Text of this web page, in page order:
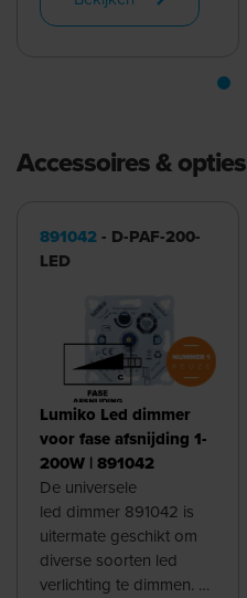
...
Accessoires & opties
891042- D-PAF-200-
LED
Lumiko Led dimmer
voor fase afsnijding 1-
200W | 891042
De universele
led dimmer 891042 is
uitermate geschikt om
diverse soorten led
verlichting te dimmen. Of